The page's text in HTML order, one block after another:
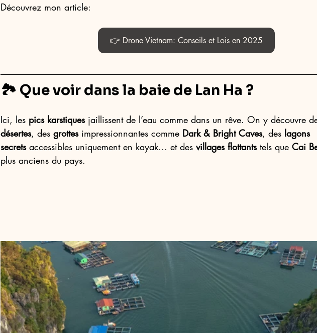
Découvrez mon article:
👉 Drone Vietnam: Conseils et Lois en 2025
🏞️ Que voir dans la baie de Lan Ha ?
Ici, les pics karstiques jaillissent de l’eau comme dans un rêve. On y découvre
désertes, des grottes impressionnantes comme Dark & Bright Caves, des lagons
secrets accessibles uniquement en kayak… et des villages flottants tels que Cai
plus anciens du pays.